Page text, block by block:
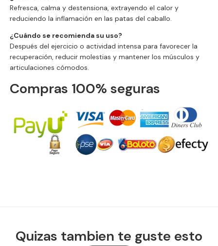
Refresca, calma y destensiona, extrayendo el calor y
reduciendo la inflamación en las patas del caballo.
¿Cuándo se recomienda su uso?
Después del ejercicio o actividad intensa para favorecer la
recuperación, reducir molestias y mantener los músculos y
articulaciones cómodos.
Compras 100% seguras
Quizas tambien te guste esto